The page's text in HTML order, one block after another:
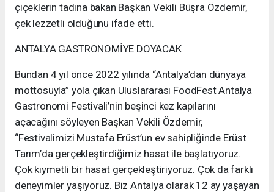
çiçeklerin tadına bakan Başkan Vekili Büşra Özdemir,
çek lezzetli olduğunu ifade etti.
ANTALYA GASTRONOMİYE DOYACAK
Bundan 4 yıl önce 2022 yılında “Antalya’dan dünyaya
mottosuyla” yola çıkan Uluslararası FoodFest Antalya
Gastronomi Festivali’nin beşinci kez kapılarını
açacağını söyleyen Başkan Vekili Özdemir,
“Festivalimizi Mustafa Erüst’un ev sahipliğinde Erüst
Tarım’da gerçekleştirdiğimiz hasat ile başlatıyoruz.
Çok kıymetli bir hasat gerçekleştiriyoruz. Çok da farklı
deneyimler yaşıyoruz. Biz Antalya olarak 12 ay yaşayan